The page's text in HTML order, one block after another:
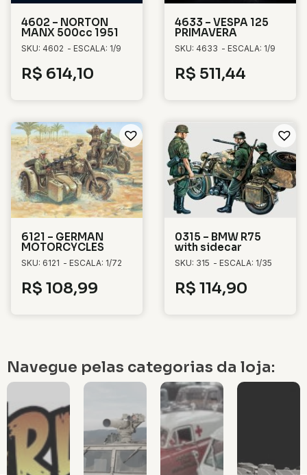
4602 – NORTON
MANX 500cc 1951
SKU: 4602 - ESCALA: 1/9
R$ 614,10
4633 – VESPA 125
PRIMAVERA
SKU: 4633 - ESCALA: 1/9
R$ 511,44
6121 – GERMAN
MOTORCYCLES
SKU: 6121 - ESCALA: 1/72
R$ 108,99
0315 – BMW R75
with sidecar
SKU: 315 - ESCALA: 1/35
R$ 114,90
Navegue pelas categorias da loja: